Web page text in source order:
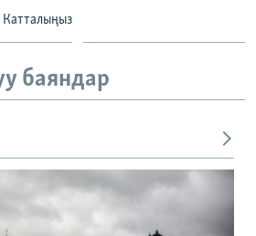
Катталыңыз
баяндар